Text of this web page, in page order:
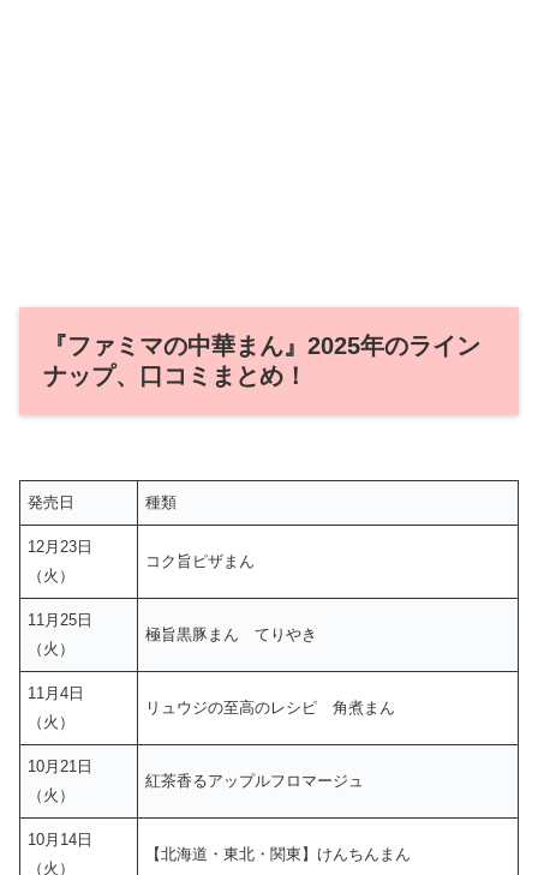
『ファミマの中華まん』2025年のライン
ナップ、口コミまとめ！
発売日 種類
12月23日
（火）
コク旨ピザまん
11月25日
（火）
極旨黒豚まん てりやき
11月4日
（火）
リュウジの至高のレシピ 角煮まん
10月21日
（火）
紅茶香るアップルフロマージュ
10月14日
（火）
【北海道・東北・関東】けんちんまん